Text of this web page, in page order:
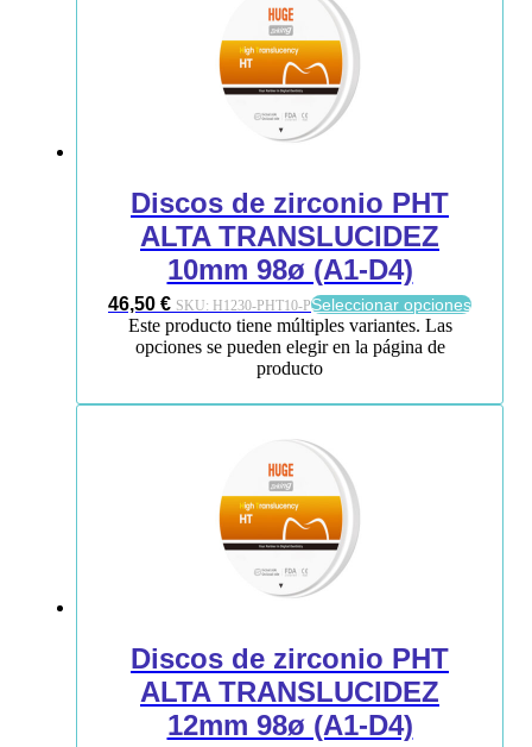
Discos de zirconio PHT
ALTA TRANSLUCIDEZ
10mm 98ø (A1-D4)
46,50 € SKU: H1230-PHT10-PSeleccionar opciones
Este producto tiene múltiples variantes. Las
opciones se pueden elegir en la página de
producto
Discos de zirconio PHT
ALTA TRANSLUCIDEZ
12mm 98ø (A1-D4)